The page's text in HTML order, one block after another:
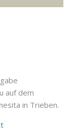
auf dem
in Trieben.